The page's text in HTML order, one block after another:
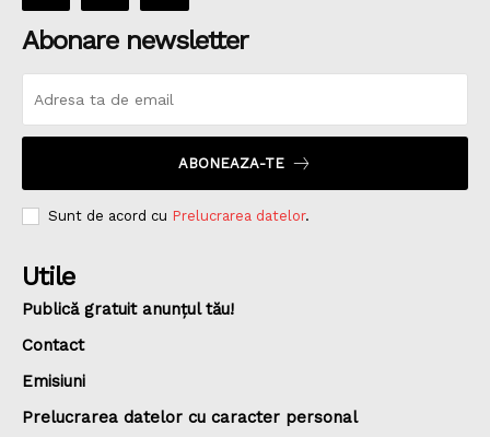
Abonare newsletter
ABONEAZA-TE
Sunt de acord cu Prelucrarea datelor.
Utile
Publică gratuit anunțul tău!
Contact
Emisiuni
Prelucrarea datelor cu caracter personal